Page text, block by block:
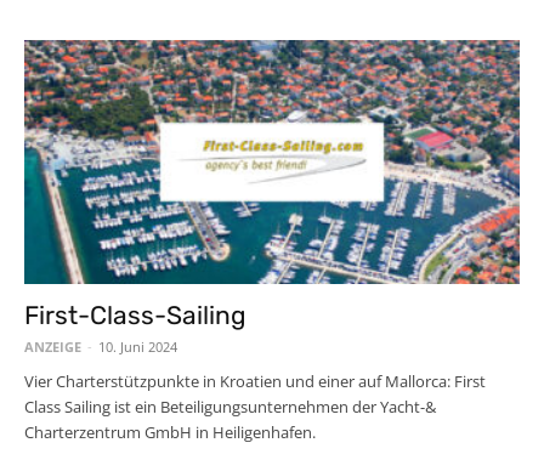
First-Class-Sailing
ANZEIGE - 10. Juni 2024
Vier Charterstützpunkte in Kroatien und einer auf Mallorca: First
Class Sailing ist ein Beteiligungsunternehmen der Yacht-&
Charterzentrum GmbH in Heiligenhafen.